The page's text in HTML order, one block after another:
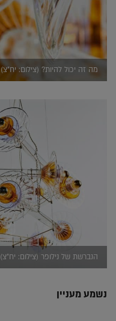
מה זה יכול להיות? (צילום: יח"צ)
הנברשת של נילופר (צילום: יח"צ)
נשמע מעניין